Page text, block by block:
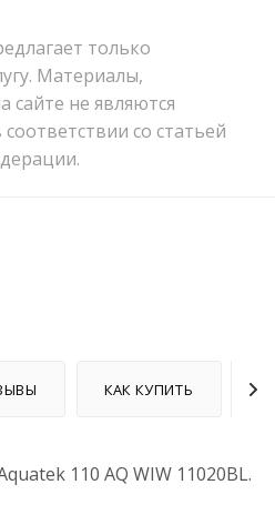
только
Материалы,
сайте не являются
со статьей
КАК КУПИТЬ
110 AQ WIW 11020BL.